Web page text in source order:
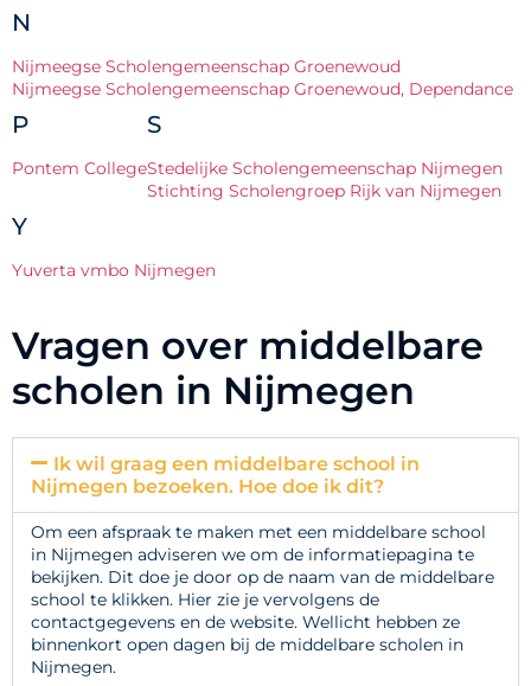
N
Nijmeegse Scholengemeenschap Groenewoud
Nijmeegse Scholengemeenschap Groenewoud, Dependance
P
Pontem College
S
Stedelijke Scholengemeenschap Nijmegen
Stichting Scholengroep Rijk van Nijmegen
Y
Yuverta vmbo Nijmegen
Vragen over middelbare
scholen in Nijmegen
Ik wil graag een middelbare school in
Nijmegen bezoeken. Hoe doe ik dit?
Om een afspraak te maken met een middelbare school
in Nijmegen adviseren we om de informatiepagina te
bekijken. Dit doe je door op de naam van de middelbare
school te klikken. Hier zie je vervolgens de
contactgegevens en de website. Wellicht hebben ze
binnenkort open dagen bij de middelbare scholen in
Nijmegen.